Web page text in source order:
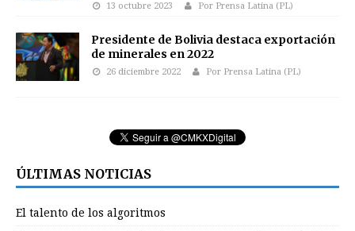
13 octubre 2023 Por Prensa Latina (PL)
Presidente de Bolivia destaca exportación
de minerales en 2022
26 diciembre 2022 Por Prensa Latina (PL)
ÚLTIMAS NOTICIAS
El talento de los algoritmos